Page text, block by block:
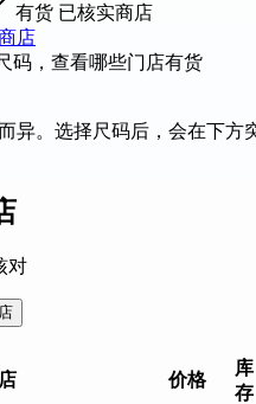
有货 已核实商店
店
码，查看哪些门店有货
异。选择尺码后，会在下方
对
价格
库
存